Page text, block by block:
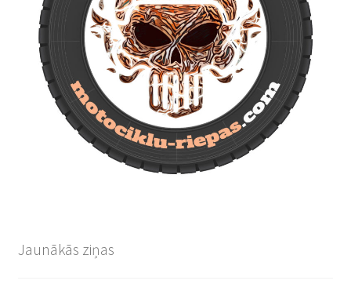
Jaunākās ziņas